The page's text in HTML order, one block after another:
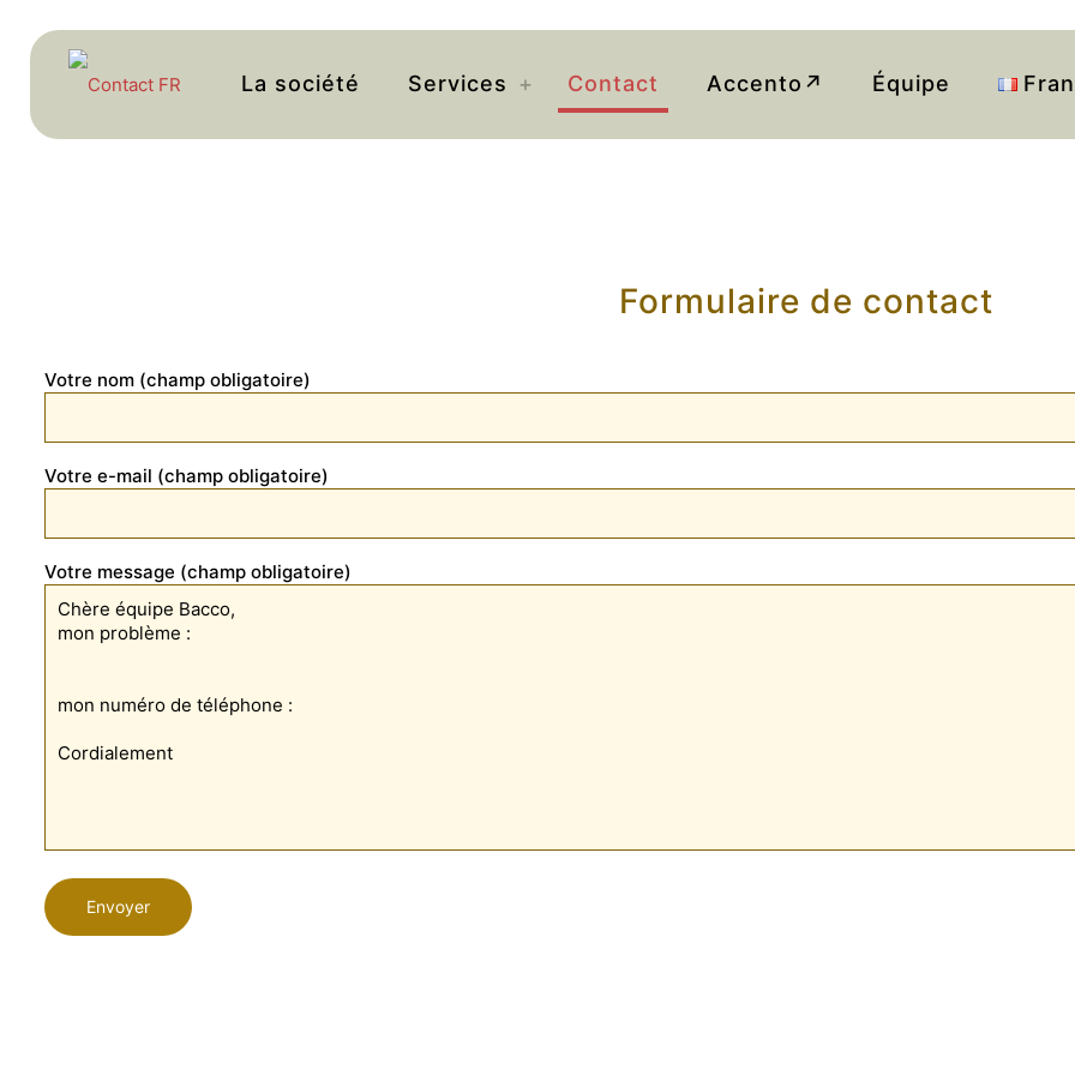
La société Services Contact Accento↗ Équipe
Formulaire de contact
Votre nom (champ obligatoire)
Votre e-mail (champ obligatoire)
Votre message (champ obligatoire)